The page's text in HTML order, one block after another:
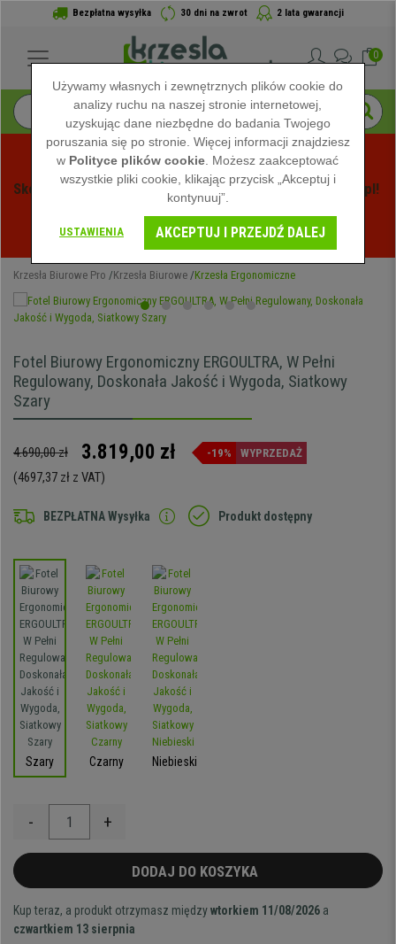
Bezpłatna wysyłka 30 dni na zwrot 2 lata gwarancji
0
Skorzystaj z Letnich Wyprzedaży na Krzeslabiurowepro.pl!
Zobacz oferty -
Krzesła Biurowe Pro Krzesła Biurowe Krzesła Ergonomiczne
Fotel Biurowy Ergonomiczny ERGOULTRA, W Pełni
Regulowany, Doskonała Jakość i Wygoda, Siatkowy
Szary
4.690,00 zł 3.819,00 zł -19% WYPRZEDAŻ
(4697,37 zł z VAT)
BEZPŁATNA Wysyłka Produkt dostępny
Szary Czarny Niebieski
- +
DODAJ DO KOSZYKA
Kup teraz, a produkt otrzymasz międzywtorkiem 11/08/2026 a
czwartkiem 13 sierpnia
Używamy własnych i zewnętrznych plików cookie do
analizy ruchu na naszej stronie internetowej,
uzyskując dane niezbędne do badania Twojego
poruszania się po stronie. Więcej informacji znajdziesz
w Polityce plików cookie . Możesz zaakceptować
wszystkie pliki cookie, klikając przycisk „Akceptuj i
kontynuuj”.
USTAWIENIA AKCEPTUJ I PRZEJDŹ DALEJ